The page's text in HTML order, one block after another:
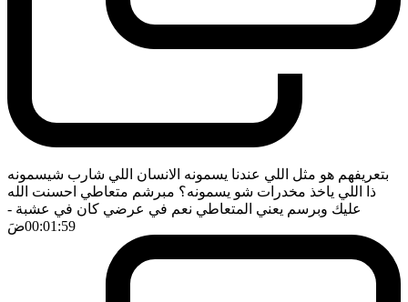
بتعريفهم هو مثل اللي عندنا يسمونه الانسان اللي شارب شيسمونه
ذا اللي ياخذ مخدرات شو يسمونه؟ مبرشم متعاطي احسنت الله
عليك وبرسم يعني المتعاطي نعم في عرضي كان في عشبة -
00:01:59ضَ